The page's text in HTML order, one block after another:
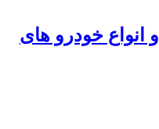
بیمه شخص ثالث جک j5 و انواع خودرو های